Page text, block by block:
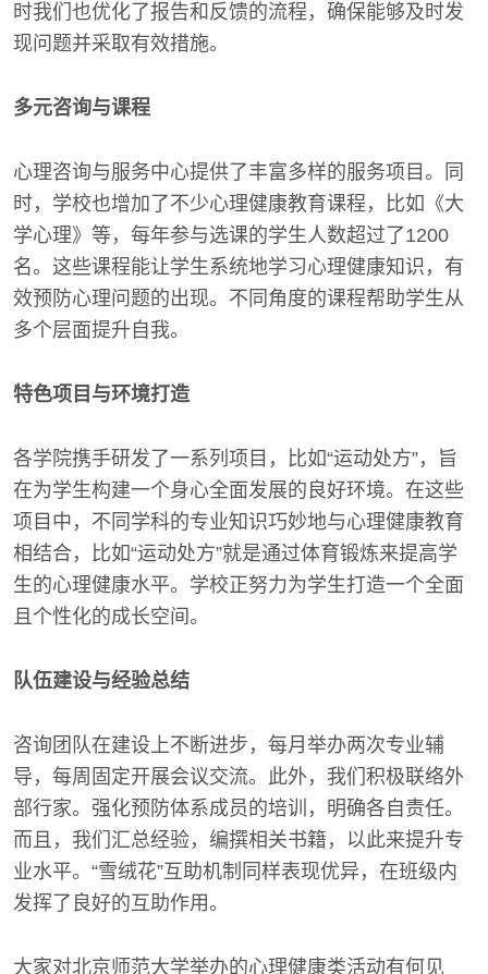
时我们也优化了报告和反馈的流程，确保能够及时发
现问题并采取有效措施。
多元咨询与课程
心理咨询与服务中心提供了丰富多样的服务项目。同
时，学校也增加了不少心理健康教育课程，比如《大
学心理》等，每年参与选课的学生人数超过了1200
名。这些课程能让学生系统地学习心理健康知识，有
效预防心理问题的出现。不同角度的课程帮助学生从
多个层面提升自我。
特色项目与环境打造
各学院携手研发了一系列项目，比如“运动处方”，旨
在为学生构建一个身心全面发展的良好环境。在这些
项目中，不同学科的专业知识巧妙地与心理健康教育
相结合，比如“运动处方”就是通过体育锻炼来提高学
生的心理健康水平。学校正努力为学生打造一个全面
且个性化的成长空间。
队伍建设与经验总结
咨询团队在建设上不断进步，每月举办两次专业辅
导，每周固定开展会议交流。此外，我们积极联络外
部行家。强化预防体系成员的培训，明确各自责任。
而且，我们汇总经验，编撰相关书籍，以此来提升专
业水平。“雪绒花”互助机制同样表现优异，在班级内
发挥了良好的互助作用。
大家对北京师范大学举办的心理健康类活动有何见